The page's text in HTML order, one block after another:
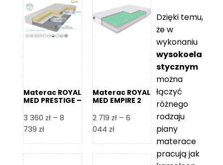
7
000 zł
8
865 zł
Materac ROYAL
MED PRESTIGE –
3 360 zł – 8
739 złZakres
od
Materac ROYAL
MED EMPIRE 2
2 719 zł – 6
044 złZakres
od
Dzięki temu,
że w
wykonaniu
wysokoela
stycznym
można
łączyć
różnego
rodzaju
piany
materace
pracują jak